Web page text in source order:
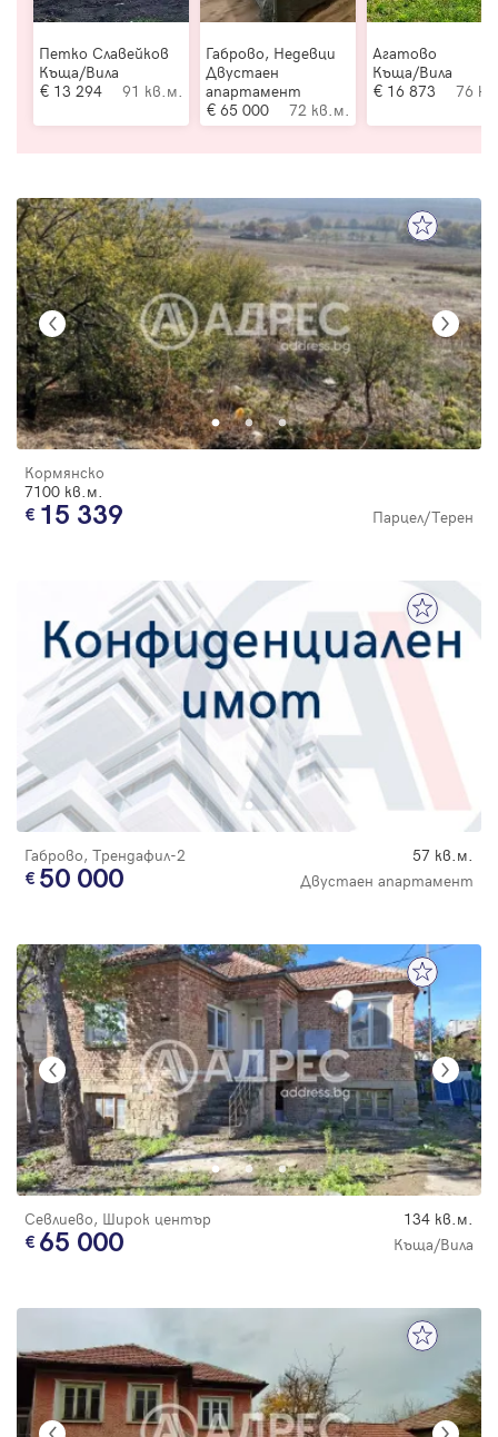
Петко Славейков
Къща/Вила
13 294
91 кв.м.
Габрово, Недевци
Двустаен
апартамент
65 000
72 кв.м.
Агатово
Къща/Вила
16 873
76
Кормянско
7100 кв.м.
15 339 Парцел/Терен
Габрово, Трендафил-2 57 кв.м.
50 000 Двустаен апартамент
Севлиево, Широк център 134 кв.м.
65 000 Къща/Вила